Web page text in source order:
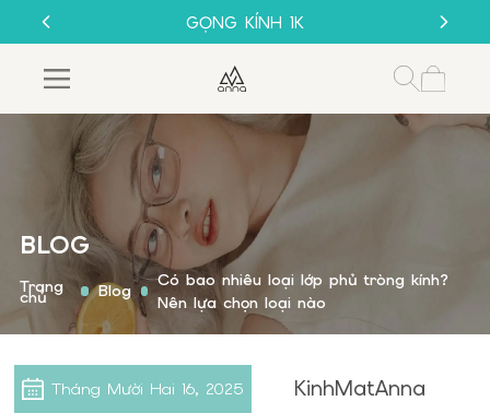
GỌNG KÍNH 1K
MUA 1 TẶNG 1
SALE 50%
THU CŨ ĐỔI MỚI
GỌNG KÍNH 1K
BLOG
Trang
chủ Blog
Có bao nhiêu loại lớp phủ tròng kính?
Nên lựa chọn loại nào
Tháng Mười Hai 16, 2025 KinhMatAnna